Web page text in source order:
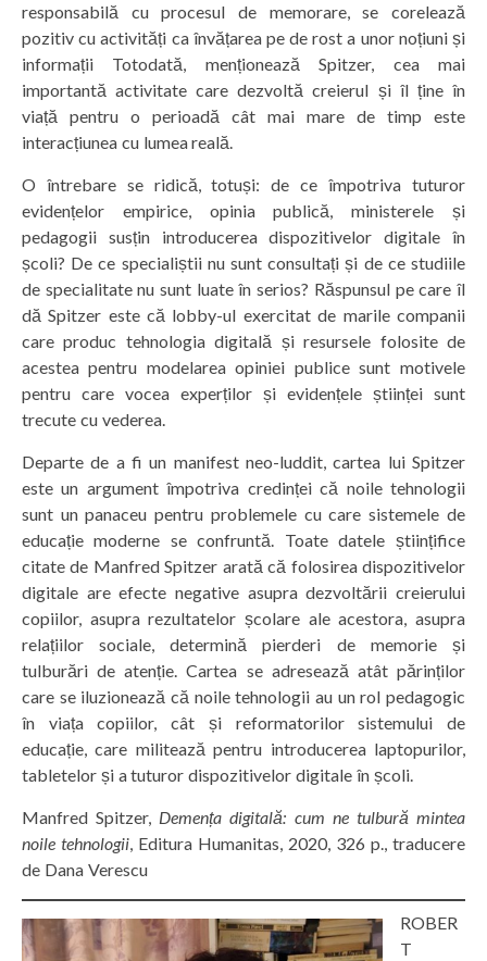
responsabilă cu procesul de memorare, se corelează
pozitiv cu activități ca învățarea pe de rost a unor noțiuni și
informații Totodată, menționează Spitzer, cea mai
importantă activitate care dezvoltă creierul și îl ține în
viață pentru o perioadă cât mai mare de timp este
interacțiunea cu lumea reală.
O întrebare se ridică, totuși: de ce împotriva tuturor
evidențelor empirice, opinia publică, ministerele și
pedagogii susțin introducerea dispozitivelor digitale în
școli? De ce specialiștii nu sunt consultați și de ce studiile
de specialitate nu sunt luate în serios? Răspunsul pe care îl
dă Spitzer este că lobby-ul exercitat de marile companii
care produc tehnologia digitală și resursele folosite de
acestea pentru modelarea opiniei publice sunt motivele
pentru care vocea experților și evidențele științei sunt
trecute cu vederea.
Departe de a fi un manifest neo-luddit, cartea lui Spitzer
este un argument împotriva credinței că noile tehnologii
sunt un panaceu pentru problemele cu care sistemele de
educație moderne se confruntă. Toate datele științifice
citate de Manfred Spitzer arată că folosirea dispozitivelor
digitale are efecte negative asupra dezvoltării creierului
copiilor, asupra rezultatelor școlare ale acestora, asupra
relațiilor sociale, determină pierderi de memorie și
tulburări de atenție. Cartea se adresează atât părinților
care se iluzionează că noile tehnologii au un rol pedagogic
în viața copiilor, cât și reformatorilor sistemului de
educație, care militează pentru introducerea laptopurilor,
tabletelor și a tuturor dispozitivelor digitale în școli.
Manfred Spitzer, Demența digitală: cum ne tulbură mintea
noile tehnologii, Editura Humanitas, 2020, 326 p., traducere
de Dana Verescu
ROBER
T